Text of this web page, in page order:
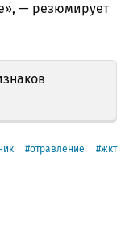
— резюмирует
отравление жкт